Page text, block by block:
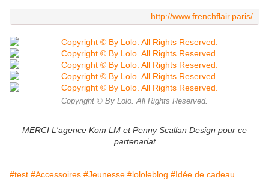
http://www.frenchflair.paris/
Copyright © By Lolo. All Rights Reserved.
MERCI L'agence Kom LM et Penny Scallan Design pour ce
partenariat
#test #Accessoires #Jeunesse #lololeblog #Idée de cadeau